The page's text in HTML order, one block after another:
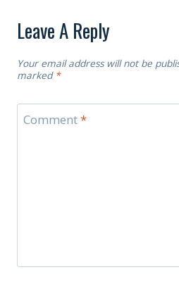
Leave A Reply
Your email address will not be
marked *
Comment*